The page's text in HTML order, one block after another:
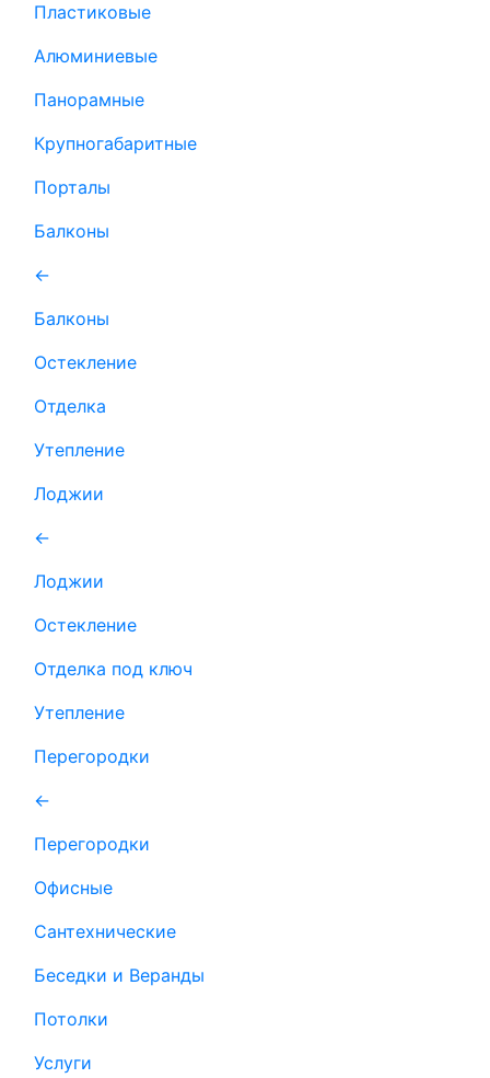
Пластиковые
Алюминиевые
Панорамные
Крупногабаритные
Порталы
Балконы
←
Балконы
Остекление
Отделка
Утепление
Лоджии
←
Лоджии
Остекление
Отделка под ключ
Утепление
Перегородки
←
Перегородки
Офисные
Сантехнические
Беседки и Веранды
Потолки
Услуги